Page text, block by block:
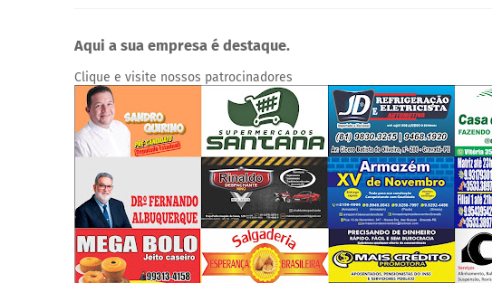
Aqui a sua empresa é destaque.
Clique e visite nossos patrocinadores